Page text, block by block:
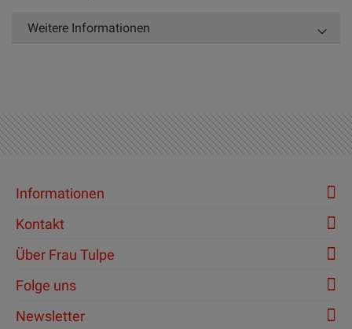
Weitere Informationen
Informationen
Kontakt
Über Frau Tulpe
Folge uns
Newsletter